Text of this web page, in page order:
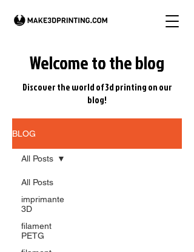
Welcome to the blog
Discover the world of 3d printing on our
blog!
BLOG
All Posts
imprimante
3D
filament
PETG
All Posts